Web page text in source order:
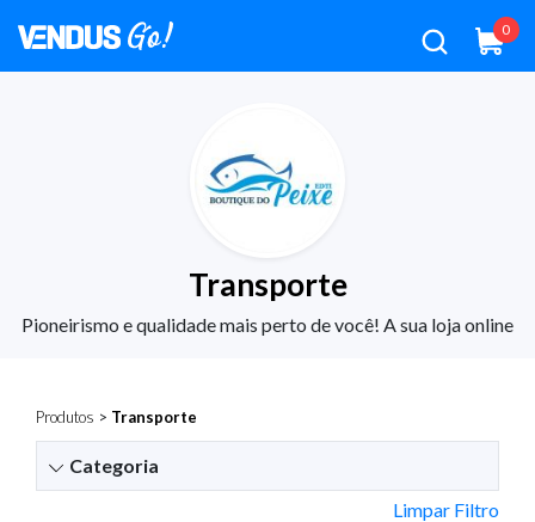
0
Transporte
Pioneirismo e qualidade mais perto de você! A sua loja online
Produtos > Transporte
Categoria
Limpar Filtro